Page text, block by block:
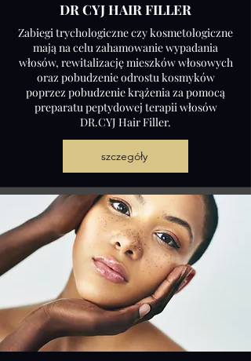
DR CYJ HAIR FILLER
Zabiegi trychologiczne czy kosmetologiczne
mają na celu zahamowanie wypadania
włosów, rewitalizację mieszków włosowych
oraz pobudzenie odrostu kosmyków
poprzez pobudzenie krążenia za pomocą
preparatu peptydowej terapii włosów
DR.CYJ Hair Filler.
szczegóły